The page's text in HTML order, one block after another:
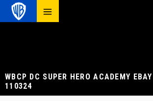
WBCP DC SUPER HERO ACADEMY
110324